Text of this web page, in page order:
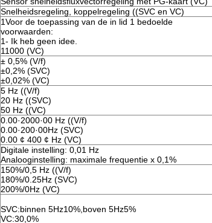
Snelheidsregeling, koppelregeling ((SVC en VC)
1Voor de toepassing van de in lid 1 bedoelde
voorwaarden:
1- Ik heb geen idee.
11000 (VC)
± 0,5% (V/f)
±0,2% (SVC)
±0,02% (VC)
5 Hz ((V/f)
20 Hz ((SVC)
50 Hz ((VC)
0.00·2000·00 Hz ((V/f)
0.00·200·00Hz (SVC)
0.00 ¢ 400 ¢ Hz (VC)
Digitale instelling: 0,01 Hz
Analooginstelling: maximale frequentie x 0,1%
150%/0,5 Hz ((V/f)
180%/0.25Hz (SVC)
200%/0Hz (VC)
SVC:binnen 5Hz10%,boven 5Hz5%
VC:30,0%